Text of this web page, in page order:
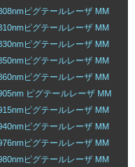
ピグテールレーザ MM
ピグテールレーザ MM
ピグテールレーザ MM
ピグテールレーザ MM
ピグテールレーザ MM
ピグテールレーザ MM
ピグテールレーザ MM
ピグテールレーザ MM
ピグテールレーザ MM
ピグテールレーザ MM